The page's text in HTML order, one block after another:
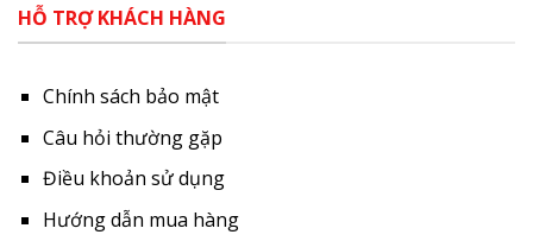
HỖ TRỢ KHÁCH HÀNG
Chính sách bảo mật
Câu hỏi thường gặp
Điều khoản sử dụng
Hướng dẫn mua hàng